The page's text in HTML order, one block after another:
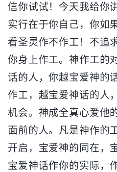
信你试试！今天我给你
实行在于你自己，你如
看圣灵作不作工！不追
你身上作工。神作工的
话的人，你越宝爱神的
作工，越宝爱神话的人
机会。神成全真心爱他
面前的人。凡是神作的
开启，宝爱神的同在，
宝爱神话作你的实际，